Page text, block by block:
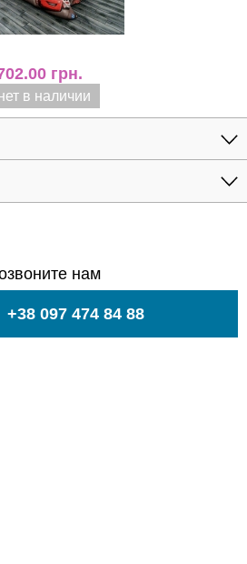
грн.
в наличии
нам
+38 097 474 84 88